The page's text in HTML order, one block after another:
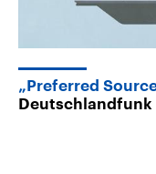
„Preferred
Deutschlandfunk